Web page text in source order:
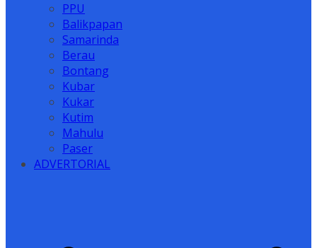
PPU
Balikpapan
Samarinda
Berau
Bontang
Kubar
Kukar
Kutim
Mahulu
Paser
ADVERTORIAL